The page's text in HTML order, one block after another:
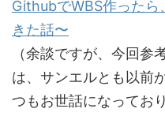
GithubでWBS作ったら
きた話〜
（余談ですが、今回参
は、サンエルとも以前
つもお世話になってお